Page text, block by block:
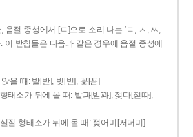
음절 종성에서 [ㄷ]으로 소리 나는 ‘ㄷ, ㅅ, ㅆ,
이 받침들은 다음과 같은 경우에 음절 종성에
을 때: 밭[받], 빚[빋], 꽃[꼳]
태소가 뒤에 올 때: 밭과[받꽈], 젖다[젇따],
질 형태소가 뒤에 올 때: 젖어미[저더미]